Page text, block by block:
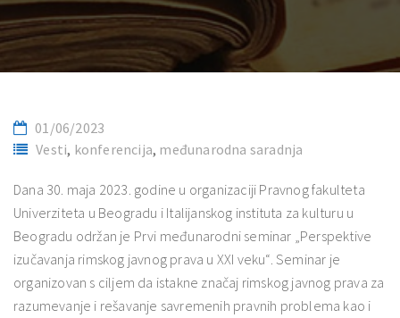
01/06/2023
Vesti, konferencija, međunarodna saradnja
Dana 30. maja 2023. godine u organizaciji Pravnog fakulteta
Univerziteta u Beogradu i Italijanskog instituta za kulturu u
Beogradu održan je Prvi međunarodni seminar „Perspektive
izučavanja rimskog javnog prava u XXI veku“. Seminar je
organizovan s ciljem da istakne značaj rimskog javnog prava za
razumevanje i rešavanje savremenih pravnih problema kao i